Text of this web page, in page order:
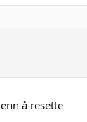
å resette